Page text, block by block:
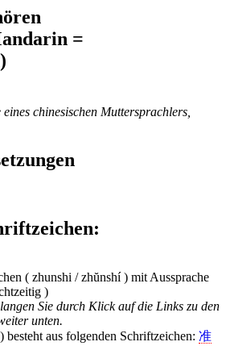
=
chinesischen Muttersprachlers,
:
Sie durch Klick auf die Links zu den
unten.
aus folgenden Schriftzeichen: 准